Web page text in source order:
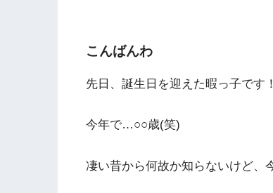
こんばんわ
先日、誕生日を迎えた暇っ子です
今年で…○○歳(笑)
凄い昔から何故か知らないけど、